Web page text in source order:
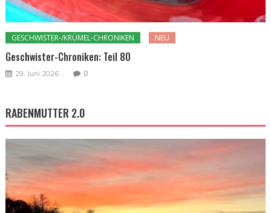
GESCHWISTER-/KRÜMEL-CHRONIKEN NEU
Geschwister-Chroniken: Teil 80
29. Juni 2026 0
RABENMUTTER 2.0